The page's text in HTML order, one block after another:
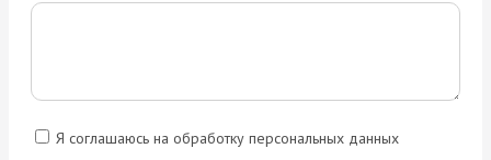
Я соглашаюсь на обработку персональных данных